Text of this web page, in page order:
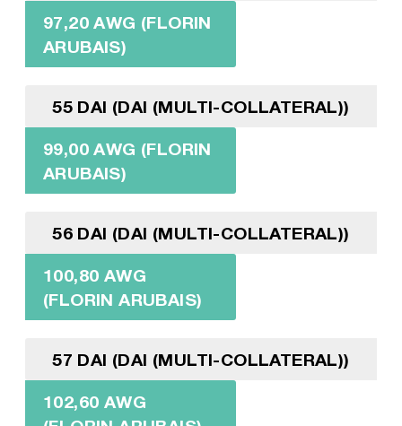
97,20 AWG (FLORIN
ARUBAIS)
55 DAI (DAI (MULTI-COLLATERAL))
99,00 AWG (FLORIN
ARUBAIS)
56 DAI (DAI (MULTI-COLLATERAL))
100,80 AWG
(FLORIN ARUBAIS)
57 DAI (DAI (MULTI-COLLATERAL))
102,60 AWG